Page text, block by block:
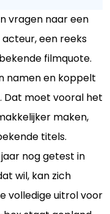
vragen naar een
een reeks
filmquote.
namen en koppelt
Dat moet vooral het
maken,
titels.
nog getest in
wil, kan zich
volledige uitrol voor